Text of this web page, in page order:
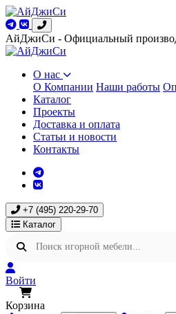
АйДжиСи - Официальный
О нас
О Компании Наши работы
Каталог
Проекты
Доставка и оплата
Статьи и новости
Контакты
+7 (495) 220-29-70
Каталог
Войти
Корзина